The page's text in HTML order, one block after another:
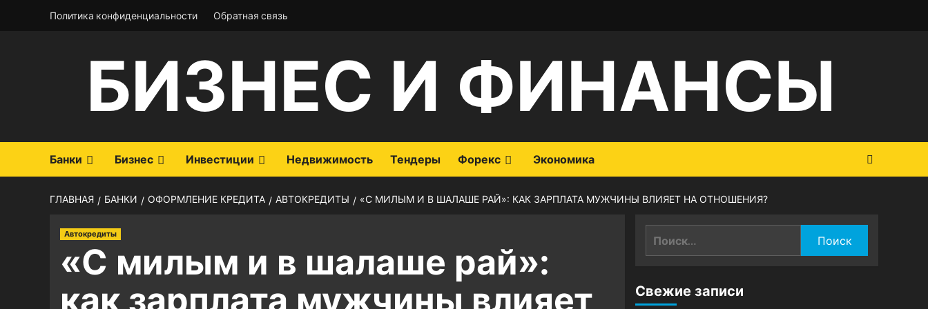
Политика конфиденциальности Обратная связь
БИЗНЕС И ФИНАНСЫ
Банки Бизнес Инвестиции Недвижимость Тендеры Форекс Экономика
ГЛАВНАЯ БАНКИ ОФОРМЛЕНИЕ КРЕДИТА АВТОКРЕДИТЫ «С МИЛЫМ И В ШАЛАШЕ РАЙ»: КАК ЗАРПЛАТА МУЖЧИНЫ ВЛИЯЕТ НА ОТНОШЕНИЯ?
Автокредиты
«С милым и в шалаше рай»:
как зарплата мужчины влияет
Свежие записи